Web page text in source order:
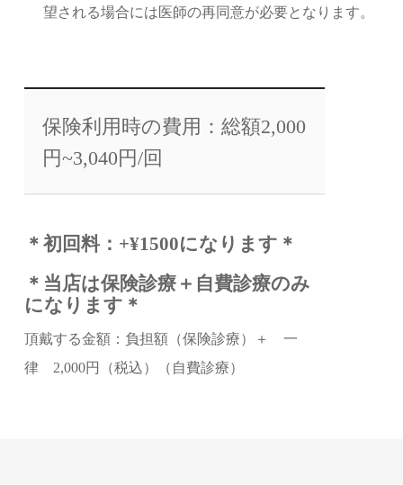
望される場合には医師の再同意が必要となります。
保険利用時の費用：総額2,000
円~3,040円/回
＊初回料：+¥1500になります＊
＊当店は保険診療＋自費診療のみ
になります＊
頂戴する金額：負担額（保険診療）＋ 一
律 2,000円（税込）（自費診療）